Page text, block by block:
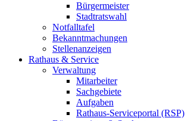
Bürgermeister
Stadtratswahl
Notfalltafel
Bekanntmachungen
Stellenanzeigen
Rathaus & Service
Verwaltung
Mitarbeiter
Sachgebiete
Aufgaben
Rathaus-Serviceportal (RSP)